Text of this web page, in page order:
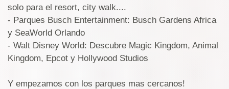
solo para el resort, city walk....
- Parques Busch Entertainment: Busch Gardens Africa
y SeaWorld Orlando
- Walt Disney World: Descubre Magic Kingdom, Animal
Kingdom, Epcot y Hollywood Studios
Y empezamos con los parques mas cercanos!